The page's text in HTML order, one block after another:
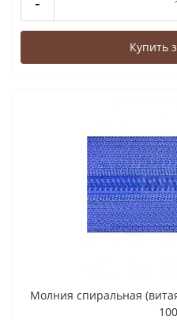
Купить
Молния спиральная